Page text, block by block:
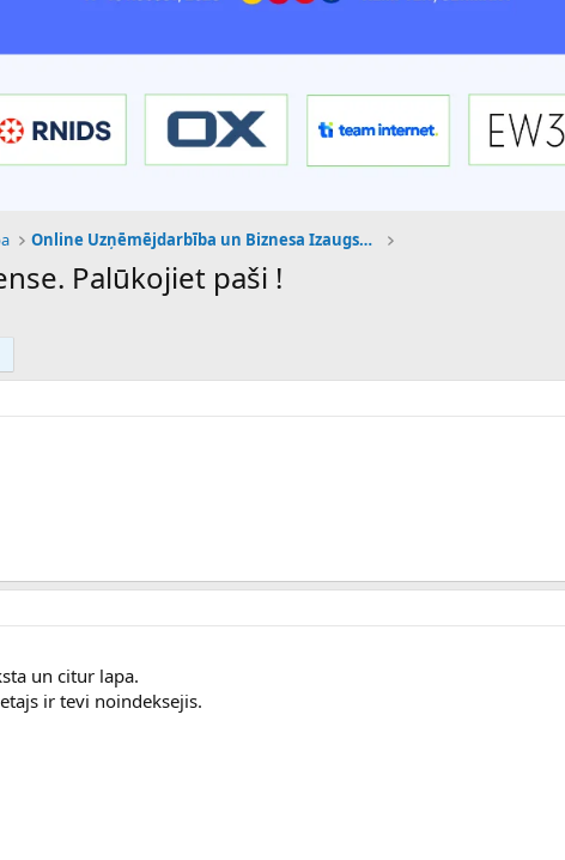
Online Uzņēmējdarbība un Biznesa Izaugsme
Palūkojiet paši !
un citur lapa.
ir tevi noindeksejis.